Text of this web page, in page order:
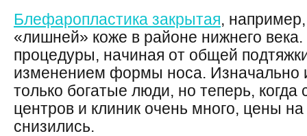
Блефаропластика закрытая,
«лишней» коже в районе нижнего века.
процедуры, начиная от общей
изменением формы носа. Изначально
только богатые люди, но теперь,
центров и клиник очень много, цены
снизились.